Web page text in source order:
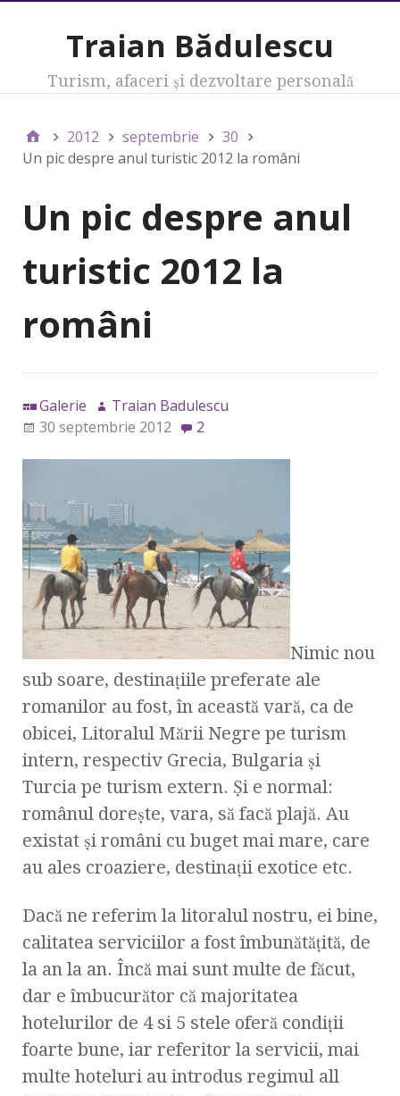
Traian Bădulescu
Turism, afaceri şi dezvoltare personală
2012 septembrie
30
Un pic despre anul turistic 2012 la români
Un pic despre anul
turistic 2012 la
români
Galerie
Traian Badulescu
30 septembrie 2012
2
Nimic nou
sub soare, destinaţiile preferate ale
romanilor au fost, în această vară, ca de
obicei, Litoralul Mării Negre pe turism
intern, respectiv Grecia, Bulgaria şi
Turcia pe turism extern. Şi e normal:
românul doreşte, vara, să facă plajă. Au
existat şi români cu buget mai mare, care
au ales croaziere, destinaţii exotice etc.
Dacă ne referim la litoralul nostru, ei bine,
calitatea serviciilor a fost îmbunătăţită, de
la an la an. Încă mai sunt multe de făcut,
dar e îmbucurător că majoritatea
hotelurilor de 4 si 5 stele oferă condiţii
foarte bune, iar referitor la servicii, mai
multe hoteluri au introdus regimul all